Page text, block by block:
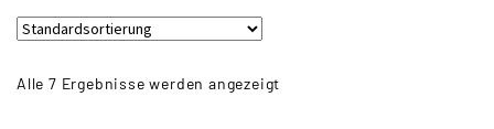
Alle 7 Ergebnisse werden angezeigt